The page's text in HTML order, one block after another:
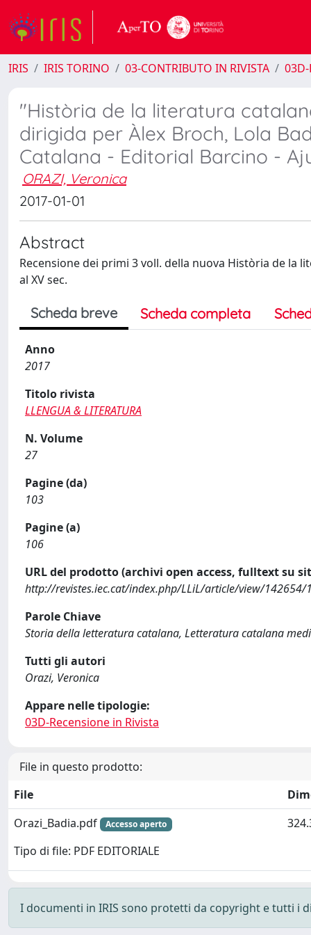
IRIS IRIS TORINO 03-CONTRIBUTO IN RIVISTA
"Història de la literatura
dirigida per Àlex Broch, Lola
Catalana - Editorial Barcino -
ORAZI, Veronica
2017-01-01
Abstract
Recensione dei primi 3 voll. della nuova Història de la
al XV sec.
Scheda breve Scheda completa
Anno
2017
Titolo rivista
LLENGUA & LITERATURA
N. Volume
27
Pagine (da)
103
Pagine (a)
106
URL del prodotto (archivi open access, fulltext su
http://revistes.iec.cat/index.php/LLiL/article/view/142654/
Parole Chiave
Storia della letteratura catalana, Letteratura catalana
Tutti gli autori
Orazi, Veronica
Appare nelle tipologie:
03D-Recensione in Rivista
File in questo prodotto:
File
Orazi_Badia.pdf
Accesso aperto
Tipo di file: PDF EDITORIALE
I documenti in IRIS sono protetti da copyright e tutti i